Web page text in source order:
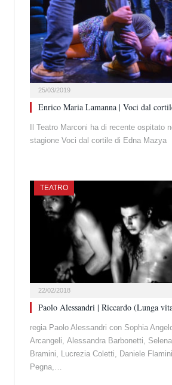
25/03/2019
Enrico Maria Lamanna | Voci dal
Il Teatro Marconi ha di recente ospitato
stagione Voci dal cortile di Edna Mazya
TEATRO
22/02/2018
Paolo Alessandri | Riccardo (Lunga
regia Paolo Alessandri con Sophia
Arcangeli, Alessandra Barbonetti,
Bramini, Lucrezia Coletti, Daniele
Pegna,…